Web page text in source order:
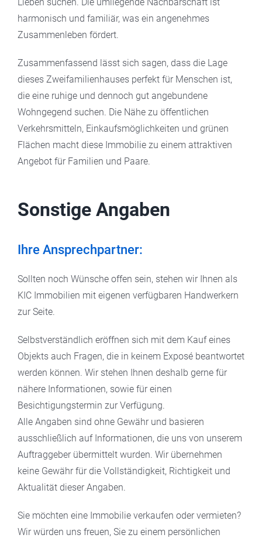
harmonisch und familiär, was ein angenehmes
Zusammenleben fördert.
Zusammenfassend lässt sich sagen, dass die Lage
dieses Zweifamilienhauses perfekt für Menschen ist,
die eine ruhige und dennoch gut angebundene
Wohngegend suchen. Die Nähe zu öffentlichen
Verkehrsmitteln, Einkaufsmöglichkeiten und grünen
Flächen macht diese Immobilie zu einem attraktiven
Angebot für Familien und Paare.
Sonstige Angaben
Ihre Ansprechpartner:
Sollten noch Wünsche offen sein, stehen wir Ihnen als
KIC Immobilien mit eigenen verfügbaren Handwerkern
zur Seite.
Selbstverständlich eröffnen sich mit dem Kauf eines
Objekts auch Fragen, die in keinem Exposé beantwortet
werden können. Wir stehen Ihnen deshalb gerne für
nähere Informationen, sowie für einen
Besichtigungstermin zur Verfügung.
Alle Angaben sind ohne Gewähr und basieren
ausschließlich auf Informationen, die uns von unserem
Auftraggeber übermittelt wurden. Wir übernehmen
keine Gewähr für die Vollständigkeit, Richtigkeit und
Aktualität dieser Angaben.
Sie möchten eine Immobilie verkaufen oder vermieten?
Wir würden uns freuen, Sie zu einem persönlichen